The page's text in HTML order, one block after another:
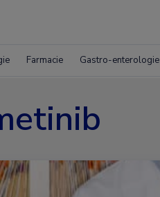
Farmacie Gastro-enterologie